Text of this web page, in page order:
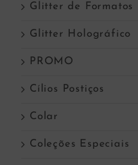
Glitter de Formatos
Glitter Holográfico
PROMO
Cílios Postiços
Colar
Coleções Especiais